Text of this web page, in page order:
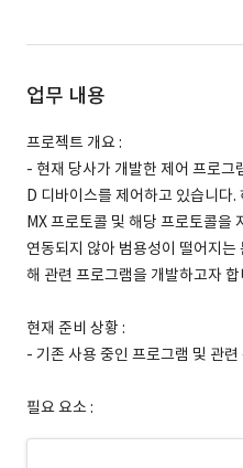
업무 내용
프로젝트 개요 :
- 현재 당사가 개발한 제어 프로
D 디바이스를 제어하고 있습니다
MX 프로토콜 및 해당 프로토콜
연동되지 않아 범용성이 떨어지
해 관련 프로그램을 개발하고자 합
현재 준비 상황 :
- 기존 사용 중인 프로그램 및 관
필요 요소 :